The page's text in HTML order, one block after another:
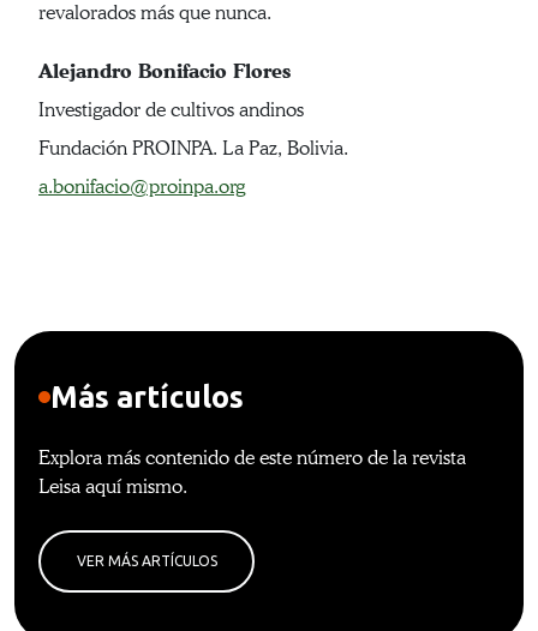
revalorados más que nunca.
Alejandro Bonifacio Flores
Investigador de cultivos andinos
Fundación PROINPA. La Paz, Bolivia.
a.bonifacio@proinpa.org
Más artículos
Explora más contenido de este número de la revista
Leisa aquí mismo.
VER MÁS ARTÍCULOS